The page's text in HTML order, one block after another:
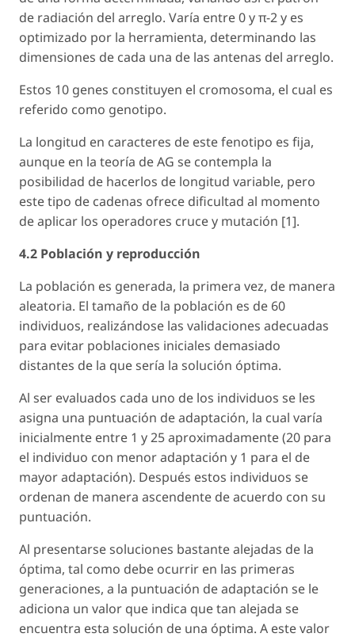
de radiación del arreglo. Varía entre 0 y π-2 y es
optimizado por la herramienta, determinando las
dimensiones de cada una de las antenas del arreglo.
Estos 10 genes constituyen el cromosoma, el cual es
referido como genotipo.
La longitud en caracteres de este fenotipo es fija,
aunque en la teoría de AG se contempla la
posibilidad de hacerlos de longitud variable, pero
este tipo de cadenas ofrece dificultad al momento
de aplicar los operadores cruce y mutación [1].
4.2 Población y reproducción
La población es generada, la primera vez, de manera
aleatoria. El tamaño de la población es de 60
individuos, realizándose las validaciones adecuadas
para evitar poblaciones iniciales demasiado
distantes de la que sería la solución óptima.
Al ser evaluados cada uno de los individuos se les
asigna una puntuación de adaptación, la cual varía
inicialmente entre 1 y 25 aproximadamente (20 para
el individuo con menor adaptación y 1 para el de
mayor adaptación). Después estos individuos se
ordenan de manera ascendente de acuerdo con su
puntuación.
Al presentarse soluciones bastante alejadas de la
óptima, tal como debe ocurrir en las primeras
generaciones, a la puntuación de adaptación se le
adiciona un valor que indica que tan alejada se
encuentra esta solución de una óptima. A este valor